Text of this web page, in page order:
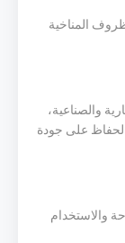
المناخية
والصناعية،
الحفاظ على جودة
والاستخدام